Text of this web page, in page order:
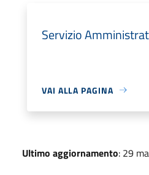
Servizio
VAI ALLA PAGINA
Ultimo aggiornamento: 29